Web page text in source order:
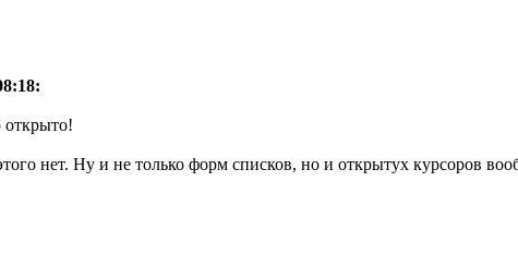
нет. Ну и не только форм списков, но и открытух курсоров